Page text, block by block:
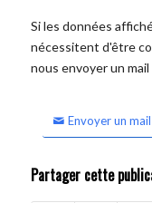
Si les données
nécessitent d'être
nous envoyer un mail
Envoyer un
Partager cette